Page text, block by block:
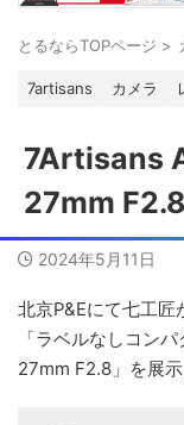
とるならTOPページ >
7artisans カメラ
7Artisans
27mm
2024年5月11日
北京P&Eにて七工匠
「ラベルなしコン
27mm F2.8」を展